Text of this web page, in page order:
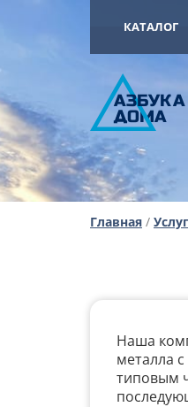
КАТАЛОГ
ОМА
АЗБУКА
Главная /
Наша
металла
типовым